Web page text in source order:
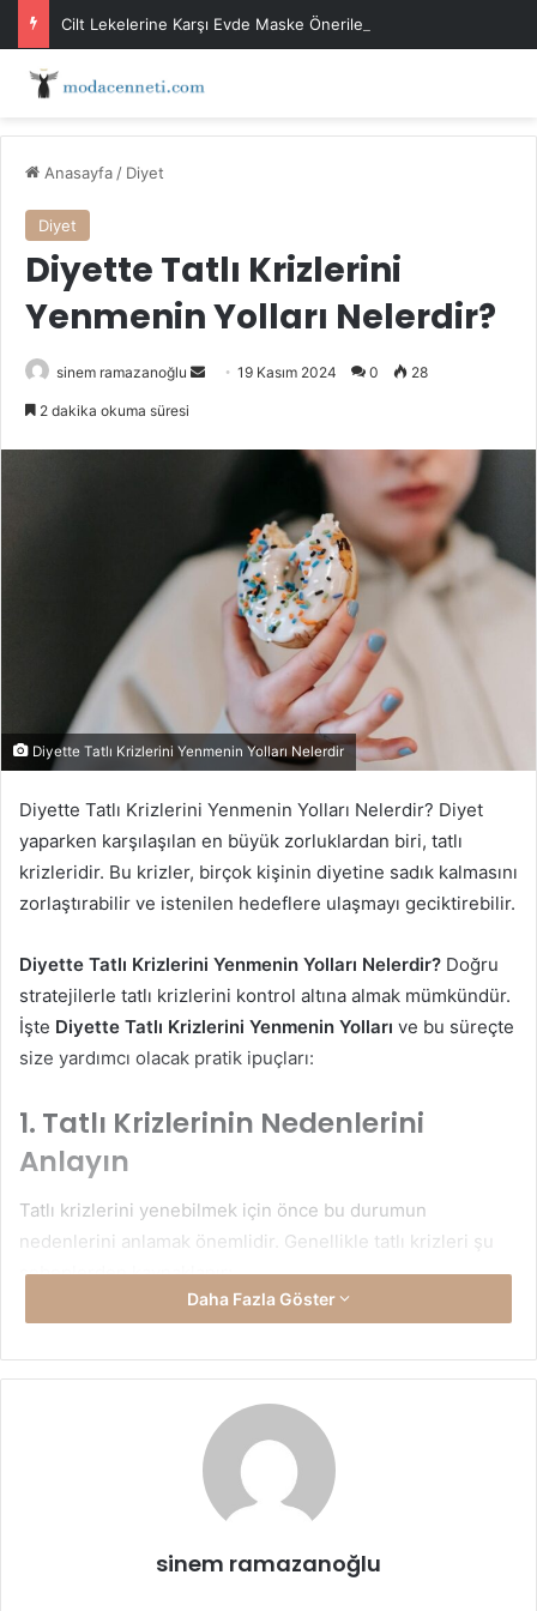
Cilt Lekelerine Karşı Evde Maske Önerileri
Anasayfa / Diyet
Diyet
Diyette Tatlı Krizlerini
Yenmenin Yolları Nelerdir?
sinem ramazanoğlu
Bir
19 Kasım 2024 0 28
2 dakika okuma süresi
Diyette Tatlı Krizlerini Yenmenin Yolları Nelerdir
Diyette Tatlı Krizlerini Yenmenin Yolları Nelerdir? Diyet
yaparken karşılaşılan en büyük zorluklardan biri, tatlı
krizleridir. Bu krizler, birçok kişinin diyetine sadık kalmasını
zorlaştırabilir ve istenilen hedeflere ulaşmayı geciktirebilir.
Diyette Tatlı Krizlerini Yenmenin Yolları Nelerdir? Doğru
stratejilerle tatlı krizlerini kontrol altına almak mümkündür.
İşte Diyette Tatlı Krizlerini Yenmenin Yolları ve bu süreçte
size yardımcı olacak pratik ipuçları:
1. Tatlı Krizlerinin Nedenlerini
Anlayın
Tatlı krizlerini yenebilmek için önce bu durumun
nedenlerini anlamak önemlidir. Genellikle tatlı krizleri şu
sebeplerden kaynaklanır:
karbonhidrat ağırlıklı beslenmek, kan şekerinin ani
hızlı enerji sağlamak için tatlılara yönelir.
Psikolojik Faktörler:
Stres, sıkıntı veya can sıkıntısı
tatlı yeme isteğini artırabilir. Özellikle duygusal yemek
yeme alışkanlığı olan kişilerde, tatlı krizleri daha sık
Daha Fazla Göster
sinem ramazanoğlu